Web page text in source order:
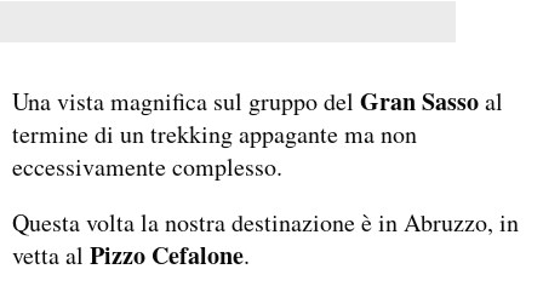
Una vista magnifica sul gruppo del Gran Sassoal
termine di un trekking appagante ma non
eccessivamente complesso.
Questa volta la nostra destinazione è in Abruzzo, in
vetta al Pizzo Cefalone.